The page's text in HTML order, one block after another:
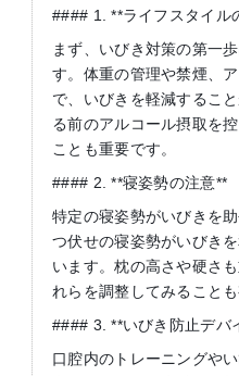
#### 1. **ライフスタイル
まず、いびき対策の第一
す。体重の管理や禁煙、
で、いびきを軽減するこ
る前のアルコール摂取を
ことも重要です。
#### 2. **寝姿勢の注意**
特定の寝姿勢がいびきを
つ伏せの寝姿勢がいびき
います。枕の高さや硬さ
れらを調整してみることも
#### 3. **いびき防止デバ
口腔内のトレーニングや